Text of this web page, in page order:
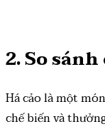
2. So
Há cảo là một
chế biến và